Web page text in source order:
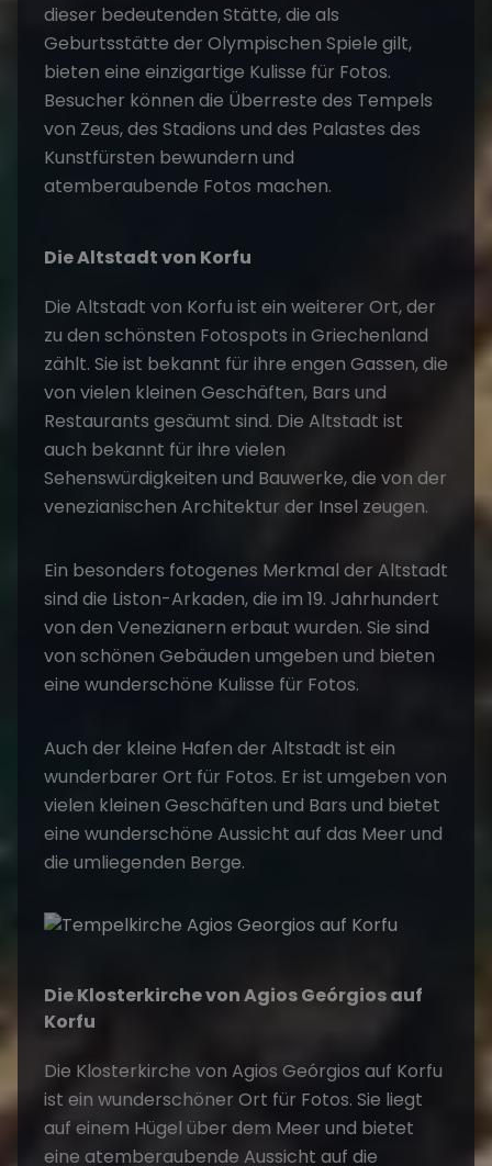
dieser bedeutenden Stätte, die als
Geburtsstätte der Olympischen Spiele gilt,
bieten eine einzigartige Kulisse für Fotos.
Besucher können die Überreste des Tempels
von Zeus, des Stadions und des Palastes des
Kunstfürsten bewundern und
atemberaubende Fotos machen.
Die Altstadt von Korfu
Die Altstadt von Korfu ist ein weiterer Ort, der
zu den schönsten Fotospots in Griechenland
zählt. Sie ist bekannt für ihre engen Gassen, die
von vielen kleinen Geschäften, Bars und
Restaurants gesäumt sind. Die Altstadt ist
auch bekannt für ihre vielen
Sehenswürdigkeiten und Bauwerke, die von der
venezianischen Architektur der Insel zeugen.
Ein besonders fotogenes Merkmal der Altstadt
sind die Liston-Arkaden, die im 19. Jahrhundert
von den Venezianern erbaut wurden. Sie sind
von schönen Gebäuden umgeben und bieten
eine wunderschöne Kulisse für Fotos.
Auch der kleine Hafen der Altstadt ist ein
wunderbarer Ort für Fotos. Er ist umgeben von
vielen kleinen Geschäften und Bars und bietet
eine wunderschöne Aussicht auf das Meer und
die umliegenden Berge.
Die Klosterkirche von Agios Geórgios auf
Korfu
Die Klosterkirche von Agios Geórgios auf Korfu
ist ein wunderschöner Ort für Fotos. Sie liegt
auf einem Hügel über dem Meer und bietet
eine atemberaubende Aussicht auf die